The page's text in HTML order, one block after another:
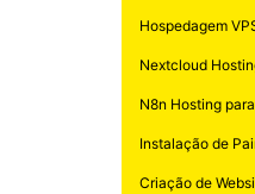
Hospedagem
Nextcloud
N8n Hosting
Instalação de
Criação de